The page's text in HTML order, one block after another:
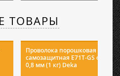
ТОВАРЫ
Проволока порошковая
самозащитная E71T-GS ф
0,8 мм (1 кг) Deka